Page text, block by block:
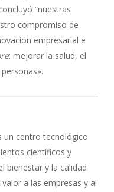
“nuestras
compromiso de
empresarial e
: mejorar la salud, el
un centro tecnológico
científicos y
bienestar y la calidad
a las empresas y al